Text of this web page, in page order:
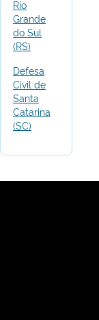
Rio
Grande
do Sul
(RS)
Defesa
Civil de
Santa
Catarina
(SC)